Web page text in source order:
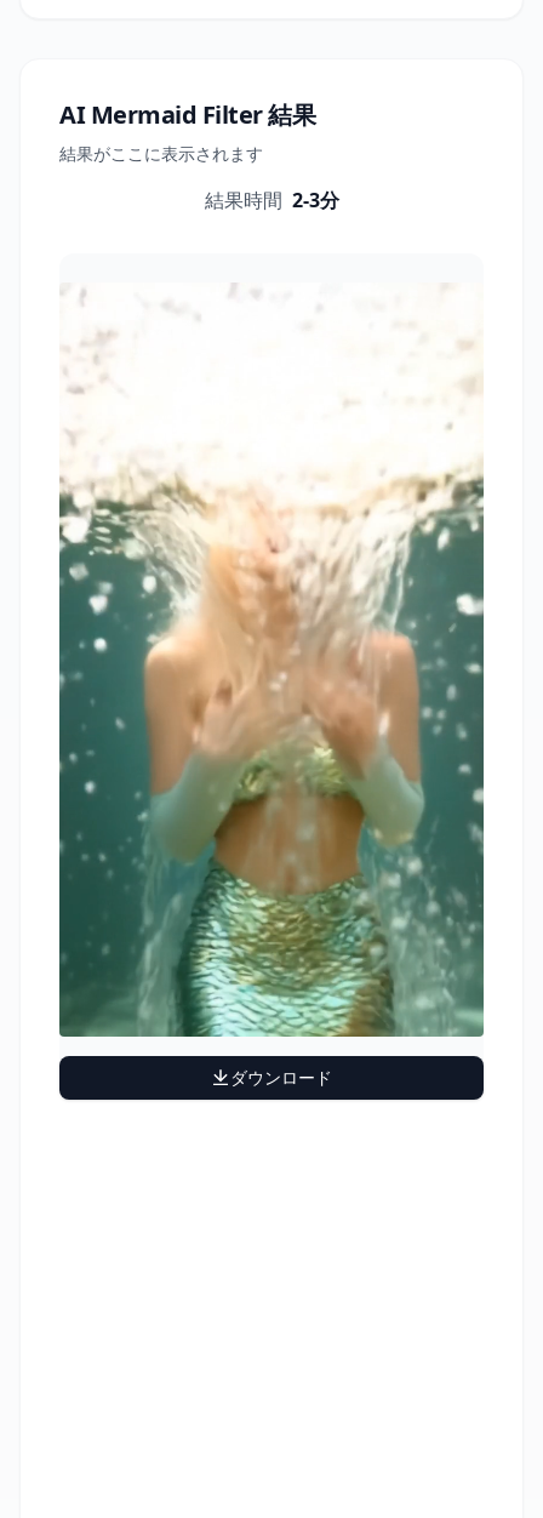
AI Mermaid Filter結果
結果がここに表示されます
結果時間 2-3分
ダウンロード